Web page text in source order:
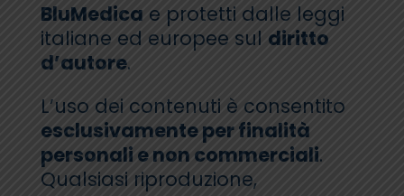
BluMedica e protetti dalle leggi
italiane ed europee sul diritto
d’autore.
L’uso dei contenuti è consentito
esclusivamente per finalità
personali e non commerciali.
Qualsiasi riproduzione,